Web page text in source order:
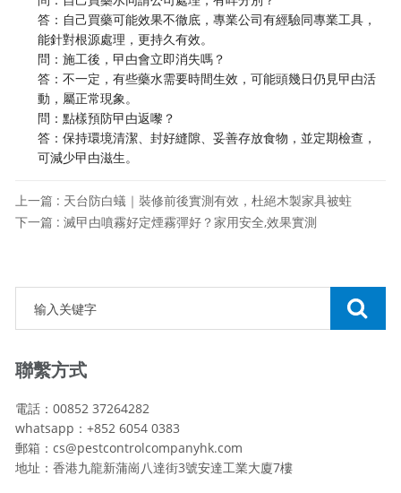
答：自己買藥可能效果不徹底，專業公司有經驗同專業工具，
能針對根源處理，更持久有效。
問：施工後，曱甴會立即消失嗎？
答：不一定，有些藥水需要時間生效，可能頭幾日仍見曱甴活
動，屬正常現象。
問：點樣預防曱甴返嚟？
答：保持環境清潔、封好縫隙、妥善存放食物，並定期檢查，
可減少曱甴滋生。
上一篇 : 天台防白蟻｜裝修前後實測有效，杜絕木製家具被蛀
下一篇 : 滅曱甴噴霧好定煙霧彈好？家用安全,效果實測
聯繫方式
電話：00852 37264282
whatsapp：+852 6054 0383
郵箱：cs@pestcontrolcompanyhk.com
地址：香港九龍新蒲崗八達街3號安達工業大廈7樓